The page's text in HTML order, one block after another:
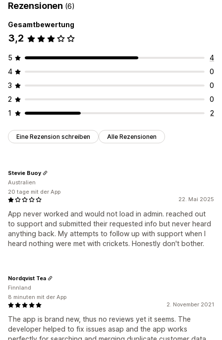
Rezensionen (6)
Gesamtbewertung
3,2
5
4
4
0
3
0
2
0
1
2
Eine Rezension schreiben Alle Rezensionen
22. Mai 2025
App never worked and would not load in admin. reached out
to support and submitted their requested info but never heard
anything back. My attempts to follow up with support when I
heard nothing were met with crickets. Honestly don't bother.
Stevie Buoy
Australien
20 tage mit der App
2. November 2021
The app is brand new, thus no reviews yet it seems. The
developer helped to fix issues asap and the app works
Nordqvist Tea
Finnland
8 minuten mit der App